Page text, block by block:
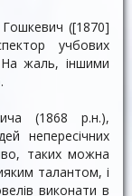
([1870]
учбових
На жаль, іншими
(1868 р.н.),
непересічних
таких можна
талантом, і
виконати в